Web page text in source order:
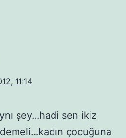
11:14
şey…hadi sen ikiz
çocuğuna